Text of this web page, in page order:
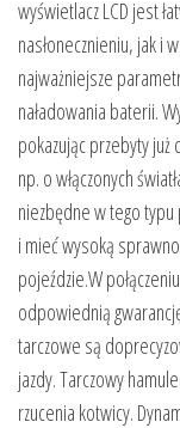
wyświetlacz LCD jest
nasłonecznieniu, jak i
najważniejsze
naładowania baterii.
pokazując przebyty
np. o włączonych
niezbędne w tego
i mieć wysoką
pojeździe.W
odpowiednią
tarczowe są
jazdy. Tarczowy
rzucenia kotwicy.